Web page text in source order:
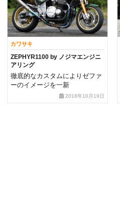
カワサキ
ZEPHYR1100 by ノジマエンジニ
アリング
徹底的なカスタムによりゼファ
ーのイメージを一新
2018年10月19日